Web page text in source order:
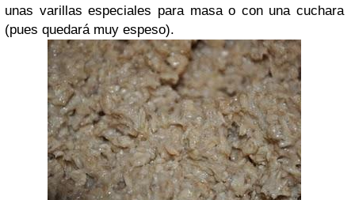
unas varillas especiales para masa o con una cuchara
(pues quedará muy espeso).